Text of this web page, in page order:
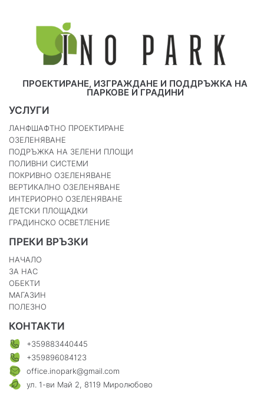
ПРОЕКТИРАНЕ, ИЗГРАЖДАНЕ И ПОДДРЪЖКА НА
ПАРКОВЕ И ГРАДИНИ
УСЛУГИ
ЛАНФШАФТНО ПРОЕКТИРАНЕ
ОЗЕЛЕНЯВАНЕ
ПОДРЪЖКА НА ЗЕЛЕНИ ПЛОЩИ
ПОЛИВНИ СИСТЕМИ
ПОКРИВНО ОЗЕЛЕНЯВАНЕ
ВЕРТИКАЛНО ОЗЕЛЕНЯВАНЕ
ИНТЕРИОРНО ОЗЕЛЕНЯВАНЕ
ДЕТСКИ ПЛОЩАДКИ
ГРАДИНСКО ОСВЕТЛЕНИЕ
ПРЕКИ ВРЪЗКИ
НАЧАЛО
ЗА НАС
ОБЕКТИ
МАГАЗИН
ПОЛЕЗНО
КОНТАКТИ
+359883440445
+359896084123
office.inopark@gmail.com
ул. 1-ви Май 2, 8119 Миролюбово